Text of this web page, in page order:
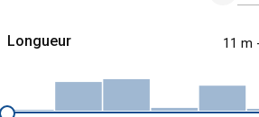
Longueur 11 m